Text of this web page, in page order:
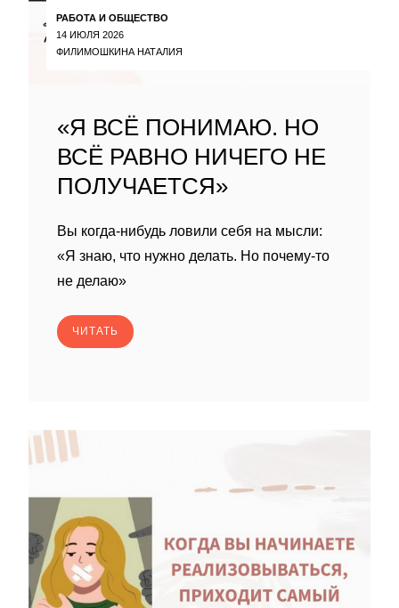
РАБОТА И ОБЩЕСТВО
14 ИЮЛЯ 2026
ФИЛИМОШКИНА НАТАЛИЯ
«Я ВСЁ ПОНИМАЮ. НО
ВСЁ РАВНО НИЧЕГО НЕ
ПОЛУЧАЕТСЯ»
Вы когда-нибудь ловили себя на мысли:
«Я знаю, что нужно делать. Но почему-то
не делаю»
ЧИТАТЬ